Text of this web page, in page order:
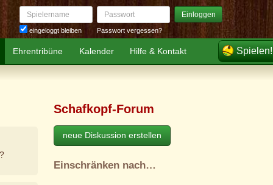
Spielername
eingeloggt bleiben
Passwort Einloggen
Passwort vergessen?
Ehrentribüne Kalender Hilfe & Kontakt Spielen!
Schafkopf-Forum
neue Diskussion erstellen
Einschränken nach…